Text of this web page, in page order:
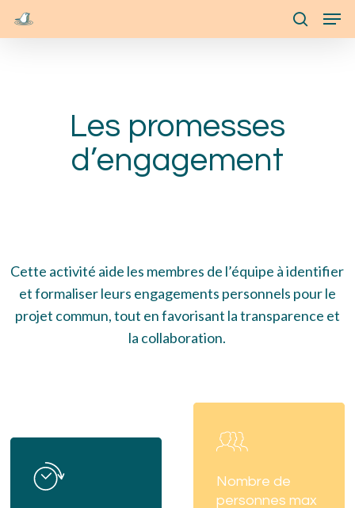
Skip
search
Les promesses
d’engagement
Cette activité aide les membres de l’équipe à identifier
et formaliser leurs engagements personnels pour le
projet commun, tout en favorisant la transparence et
la collaboration.
Nombre de
personnes max
Menu